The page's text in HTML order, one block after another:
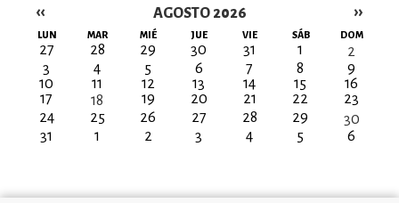
AGOSTO 2026
Paginación
‹‹ ››
LUN MAR MIÉ JUE VIE SÁB DOM
27 28 29 30 31 1
2
3
4 5 6 7 8
9
10
11 12 13 14 15
16
17
18 19 20 21 22
23
24
25 26 27 28 29
30
31
1 2 3 4 5 6